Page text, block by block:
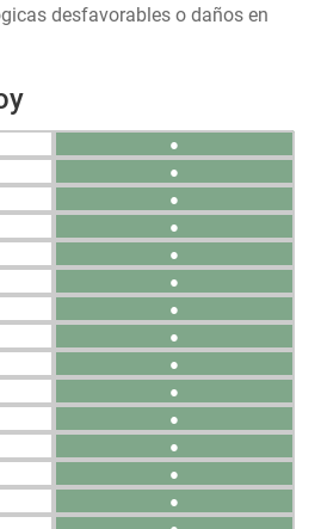
desfavorables o daños en
●
●
●
●
●
●
●
●
●
●
●
●
●
●